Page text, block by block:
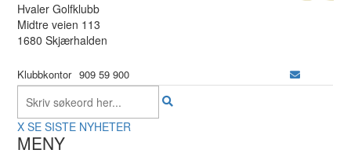
Hvaler Golfklubb
Midtre veien 113
1680 Skjærhalden
Klubbkontor 909 59 900
X SE SISTE NYHETER
MENY